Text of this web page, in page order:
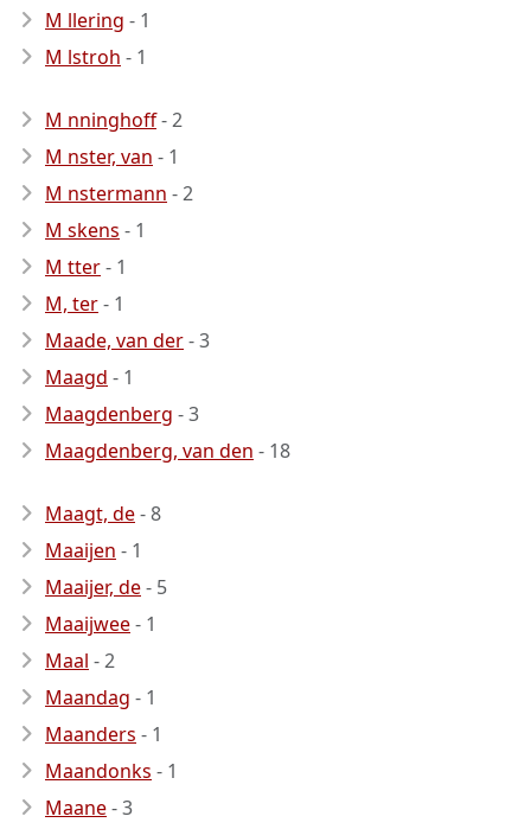
M llering - 1
M lstroh - 1
M nninghoff- 2
M nster, van - 1
M nstermann - 2
M skens - 1
M tter- 1
M, ter- 1
Maade, van der- 3
Maagd - 1
Maagdenberg - 3
Maagdenberg, van den - 18
Maagt, de- 8
Maaijen - 1
Maaijer, de- 5
Maaijwee- 1
Maal - 2
Maandag - 1
Maanders - 1
Maandonks - 1
Maane- 3